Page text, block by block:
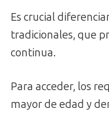
Es crucial
tradicionales, que
continua.
Para acceder, los
mayor de edad y